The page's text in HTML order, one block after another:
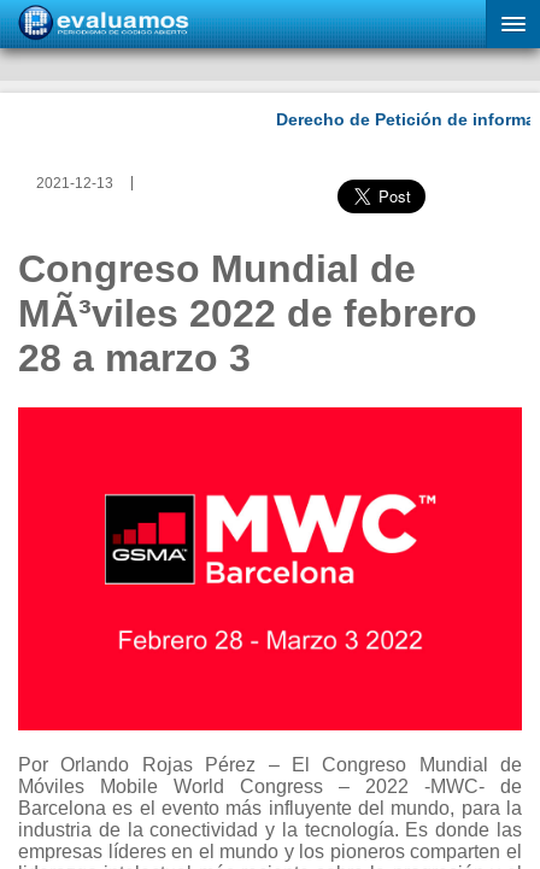
2021-12-13
Congreso Mundial de
MÃ³viles 2022 de febrero
28 a marzo 3
Por Orlando Rojas Pérez – El Congreso Mundial de
Móviles Mobile World Congress – 2022 -MWC- de
Barcelona es el evento más influyente del mundo, para la
industria de la conectividad y la tecnología. Es donde las
empresas líderes en el mundo y los pioneros comparten el